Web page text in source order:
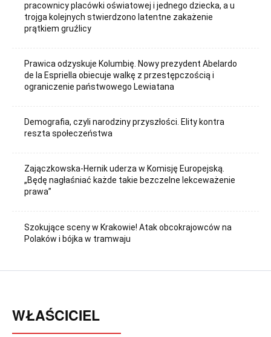
pracownicy placówki oświatowej i jednego dziecka, a u
trojga kolejnych stwierdzono latentne zakażenie
prątkiem gruźlicy
Prawica odzyskuje Kolumbię. Nowy prezydent Abelardo
de la Espriella obiecuje walkę z przestępczością i
ograniczenie państwowego Lewiatana
Demografia, czyli narodziny przyszłości. Elity kontra
reszta społeczeństwa
Zajączkowska-Hernik uderza w Komisję Europejską.
„Będę nagłaśniać każde takie bezczelne lekceważenie
prawa”
Szokujące sceny w Krakowie! Atak obcokrajowców na
Polaków i bójka w tramwaju
WŁAŚCICIEL